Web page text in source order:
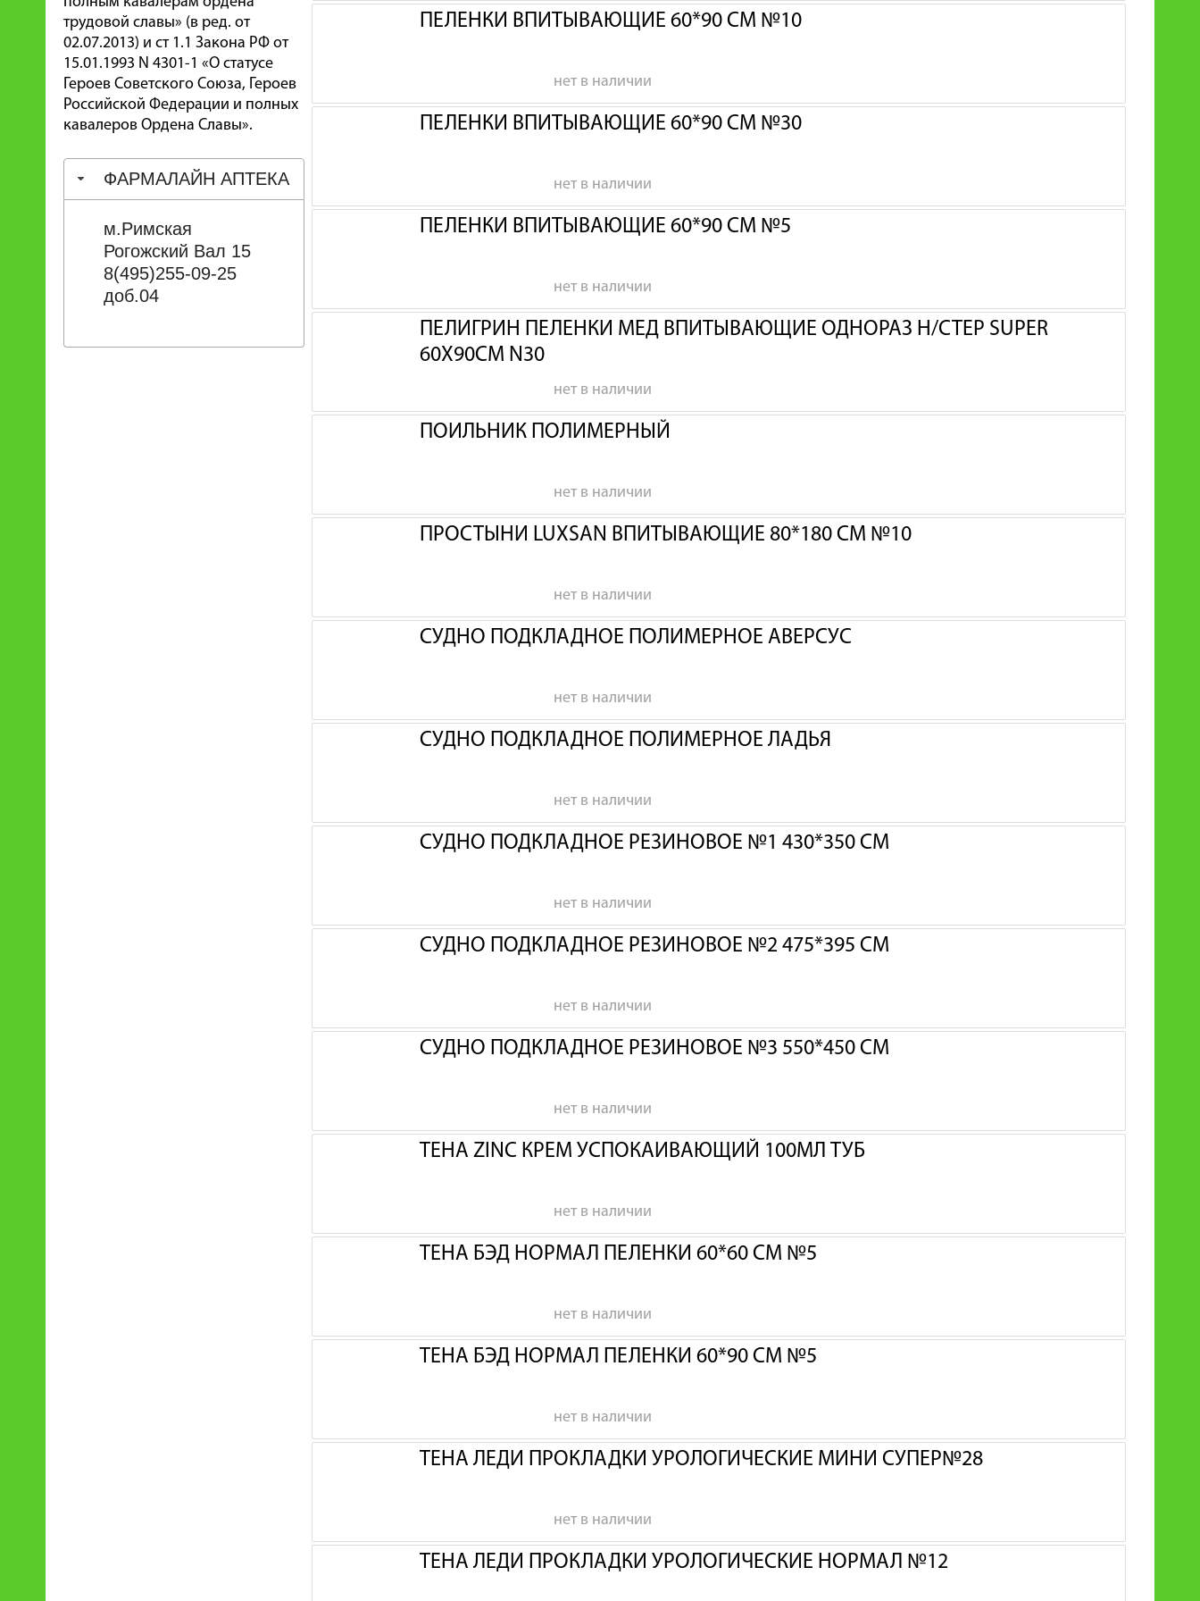
трудовой славы» (в ред. от
02.07.2013) и ст 1.1 Закона РФ от
15.01.1993 N 4301-1 «О статусе
Героев Советского Союза, Героев
Российской Федерации и полных
кавалеров Ордена Славы».
ФАРМАЛАЙН АПТЕКА
м.Римская
Рогожский Вал 15
8(495)255-09-25
доб.04
ПЕЛЕНКИ ВПИТЫВАЮЩИЕ 60*90 СМ №10
нет в наличии
ПЕЛЕНКИ ВПИТЫВАЮЩИЕ 60*90 СМ №30
нет в наличии
ПЕЛЕНКИ ВПИТЫВАЮЩИЕ 60*90 СМ №5
нет в наличии
ПЕЛИГРИН ПЕЛЕНКИ МЕД ВПИТЫВАЮЩИЕ ОДНОРАЗ Н/СТЕР SUPER
60Х90СМ N30
нет в наличии
ПОИЛЬНИК ПОЛИМЕРНЫЙ
нет в наличии
ПРОСТЫНИ LUXSAN ВПИТЫВАЮЩИЕ 80*180 СМ №10
нет в наличии
СУДНО ПОДКЛАДНОЕ ПОЛИМЕРНОЕ АВЕРСУС
нет в наличии
СУДНО ПОДКЛАДНОЕ ПОЛИМЕРНОЕ ЛАДЬЯ
нет в наличии
СУДНО ПОДКЛАДНОЕ РЕЗИНОВОЕ №1 430*350 СМ
нет в наличии
СУДНО ПОДКЛАДНОЕ РЕЗИНОВОЕ №2 475*395 СМ
нет в наличии
СУДНО ПОДКЛАДНОЕ РЕЗИНОВОЕ №3 550*450 СМ
нет в наличии
ТЕНА ZINC КРЕМ УСПОКАИВАЮЩИЙ 100МЛ ТУБ
нет в наличии
ТЕНА БЭД НОРМАЛ ПЕЛЕНКИ 60*60 СМ №5
нет в наличии
ТЕНА БЭД НОРМАЛ ПЕЛЕНКИ 60*90 СМ №5
нет в наличии
ТЕНА ЛЕДИ ПРОКЛАДКИ УРОЛОГИЧЕСКИЕ МИНИ СУПЕР№28
нет в наличии
ТЕНА ЛЕДИ ПРОКЛАДКИ УРОЛОГИЧЕСКИЕ НОРМАЛ №12